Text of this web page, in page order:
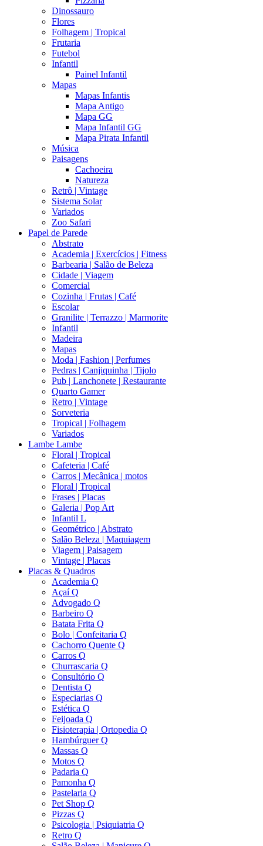
Dinossauro
Flores
Folhagem | Tropical
Frutaria
Futebol
Infantil
Painel Infantil
Mapas
Mapas Infantis
Mapa Antigo
Mapa GG
Mapa Infantil GG
Mapa Pirata Infantil
Música
Paisagens
Cachoeira
Natureza
Retrô | Vintage
Sistema Solar
Variados
Zoo Safari
Papel de Parede
Abstrato
Academia | Exercícios | Fitness
Barbearia | Salão de Beleza
Cidade | Viagem
Comercial
Cozinha | Frutas | Café
Escolar
Granilite | Terrazzo | Marmorite
Infantil
Madeira
Mapas
Moda | Fashion | Perfumes
Pedras | Canjiquinha | Tijolo
Pub | Lanchonete | Restaurante
Quarto Gamer
Retro | Vintage
Sorveteria
Tropical | Folhagem
Variados
Lambe Lambe
Floral | Tropical
Cafeteria | Café
Carros | Mecânica | motos
Floral | Tropical
Frases | Placas
Galeria | Pop Art
Infantil L
Geométrico | Abstrato
Salão Beleza | Maquiagem
Viagem | Paisagem
Vintage | Placas
Placas & Quadros
Academia Q
Açaí Q
Advogado Q
Barbeiro Q
Batata Frita Q
Bolo | Confeitaria Q
Cachorro Quente Q
Carros Q
Churrascaria Q
Consultório Q
Dentista Q
Especiarias Q
Estética Q
Feijoada Q
Fisioterapia | Ortopedia Q
Hambúrguer Q
Massas Q
Motos Q
Padaria Q
Pamonha Q
Pastelaria Q
Pet Shop Q
Pizzas Q
Psicologia | Psiquiatria Q
Retro Q